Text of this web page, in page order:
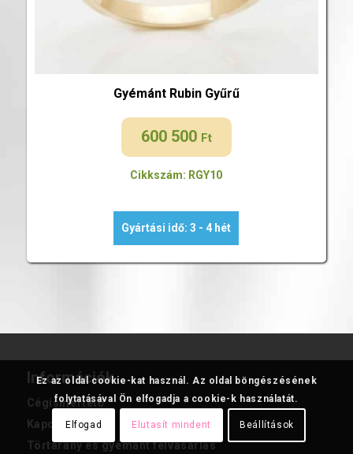
Gyémánt Rubin Gyűrű
600 500 Ft
Cikkszám: RGY10
Gyártási idő: 3 - 4 hét
Információk
Cégismertető
Kapcsolat
Törtarany és gyémánt felvásárlás
Ez az oldal cookie-kat használ. Az oldal böngészésének
folytatásával Ön elfogadja a cookie-k használatát.
Elfogad Elutasít mindent Beállítások